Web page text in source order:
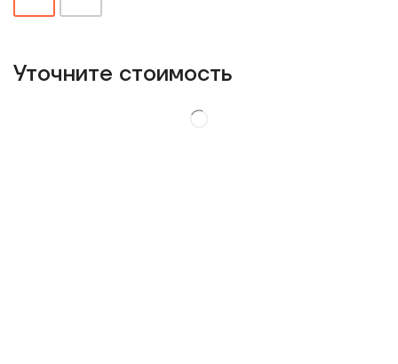
Уточнитe стоимость